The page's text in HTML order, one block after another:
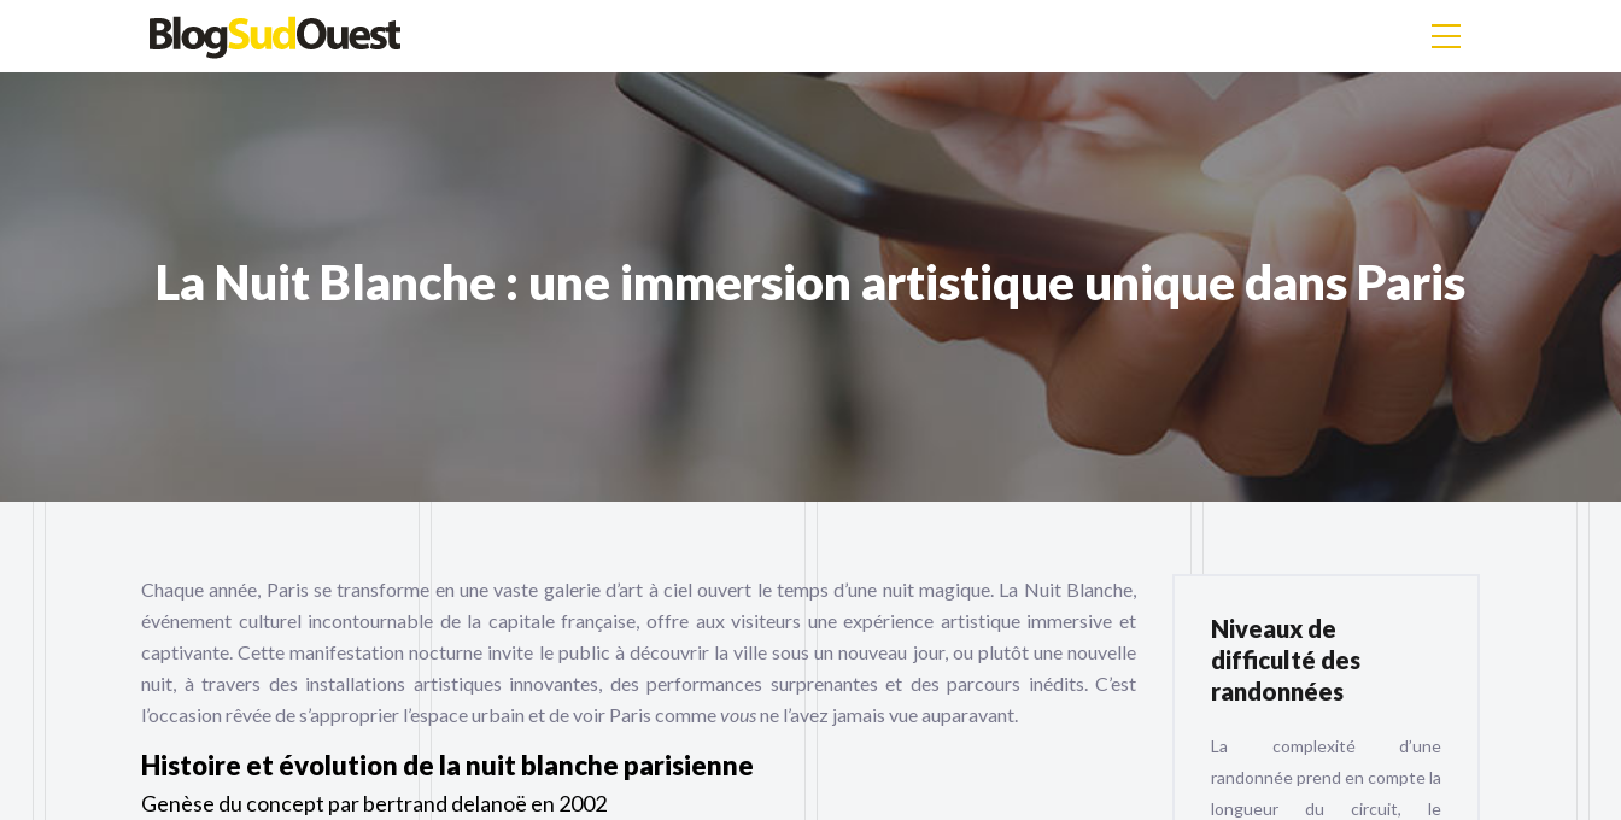
La Nuit Blanche : une immersion artistique unique dans Paris
Chaque année, Paris se transforme en une vaste galerie d’art à ciel ouvert le temps d’une nuit magique. La Nuit Blanche,
événement culturel incontournable de la capitale française, offre aux visiteurs une expérience artistique immersive et
captivante. Cette manifestation nocturne invite le public à découvrir la ville sous un nouveau jour, ou plutôt une nouvelle
nuit, à travers des installations artistiques innovantes, des performances surprenantes et des parcours inédits. C’est
l’occasion rêvée de s’approprier l’espace urbain et de voir Paris commevousne l’avez jamais vue auparavant.
Histoire et évolution de la nuit blanche parisienne
Genèse du concept par bertrand delanoë en 2002
Niveaux de
difficulté des
randonnées
La complexité d’une
randonnée prend en compte la
longueur du circuit, le